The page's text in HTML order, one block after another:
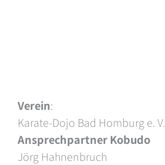
Verein:
Karate-Dojo Bad Homburg e. V.
Ansprechpartner Kobudo
Jörg Hahnenbruch